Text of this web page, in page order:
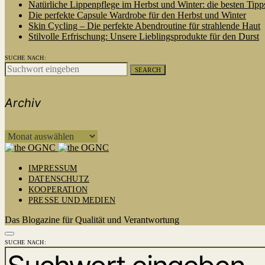
Natürliche Lippenpflege im Herbst und Winter: die besten
Die perfekte Capsule Wardrobe für den Herbst und Winter
Skin Cycling – Die perfekte Abendroutine für strahlende Haut
Stilvolle Erfrischung: Unsere Lieblingsprodukte für den Durst
SUCHE NACH:
SEARCH
Archiv
ARCHIV
IMPRESSUM
DATENSCHUTZ
KOOPERATION
PRESSE UND MEDIEN
Das Blogazine für Qualität und Verantwortung
SUCHE NACH: